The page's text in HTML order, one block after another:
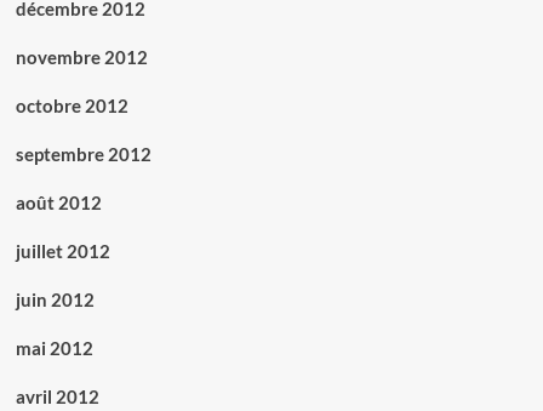
décembre 2012
novembre 2012
octobre 2012
septembre 2012
août 2012
juillet 2012
juin 2012
mai 2012
avril 2012